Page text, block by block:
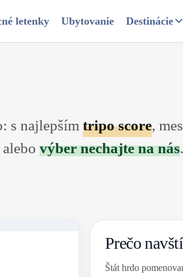
letenky Ubytovanie Destinácie
s najlepším tripo score,
výber nechajte na nás.
Prečo
Štát hrdo